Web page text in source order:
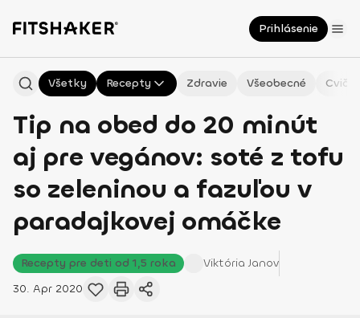
Prihlásenie
Všetky Recepty Zdravie Všeobecné
Tip na obed do 20 minút
aj pre vegánov: soté z tofu
so zeleninou a fazuľou v
paradajkovej omáčke
Recepty pre deti od 1,5 roka Viktória Janov
30. Apr 2020